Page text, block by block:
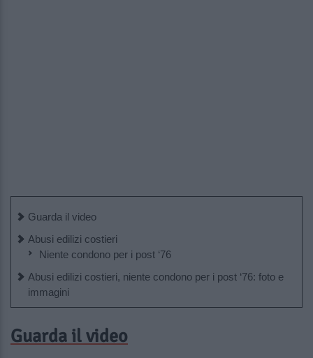
Guarda il video
Abusi edilizi costieri
Niente condono per i post ‘76
Abusi edilizi costieri, niente condono per i post ‘76: foto e
immagini
Guarda il video